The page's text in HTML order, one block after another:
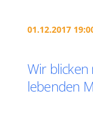
01.12.2017
Wir blicken
lebenden